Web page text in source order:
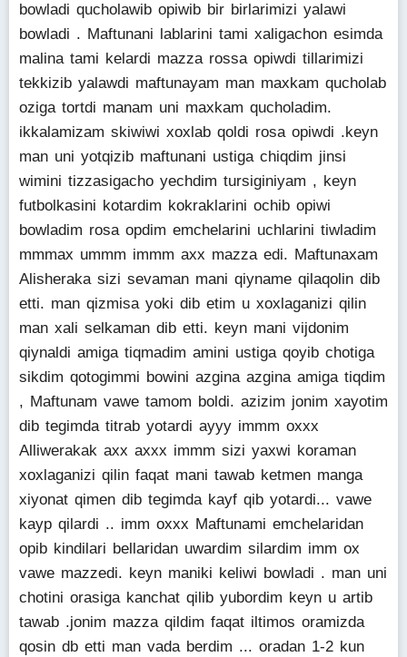
bowladi qucholawib opiwib bir birlarimizi yalawi
bowladi . Maftunani lablarini tami xaligachon esimda
malina tami kelardi mazza rossa opiwdi tillarimizi
tekkizib yalawdi maftunayam man maxkam qucholab
oziga tortdi manam uni maxkam qucholadim.
ikkalamizam skiwiwi xoxlab qoldi rosa opiwdi .keyn
man uni yotqizib maftunani ustiga chiqdim jinsi
wimini tizzasigacho yechdim tursiginiyam , keyn
futbolkasini kotardim kokraklarini ochib opiwi
bowladim rosa opdim emchelarini uchlarini tiwladim
mmmax ummm immm axx mazza edi. Maftunaxam
Alisheraka sizi sevaman mani qiyname qilaqolin dib
etti. man qizmisa yoki dib etim u xoxlaganizi qilin
man xali selkaman dib etti. keyn mani vijdonim
qiynaldi amiga tiqmadim amini ustiga qoyib chotiga
sikdim qotogimmi bowini azgina azgina amiga tiqdim
, Maftunam vawe tamom boldi. azizim jonim xayotim
dib tegimda titrab yotardi ayyy immm oxxx
Alliwerakak axx axxx immm sizi yaxwi koraman
xoxlaganizi qilin faqat mani tawab ketmen manga
xiyonat qimen dib tegimda kayf qib yotardi... vawe
kayp qilardi .. imm oxxx Maftunami emchelaridan
opib kindilari bellaridan uwardim silardim imm ox
vawe mazzedi. keyn maniki keliwi bowladi . man uni
chotini orasiga kanchat qilib yubordim keyn u artib
tawab .jonim mazza qildim faqat iltimos oramizda
qosin db etti man vada berdim ... oradan 1-2 kun